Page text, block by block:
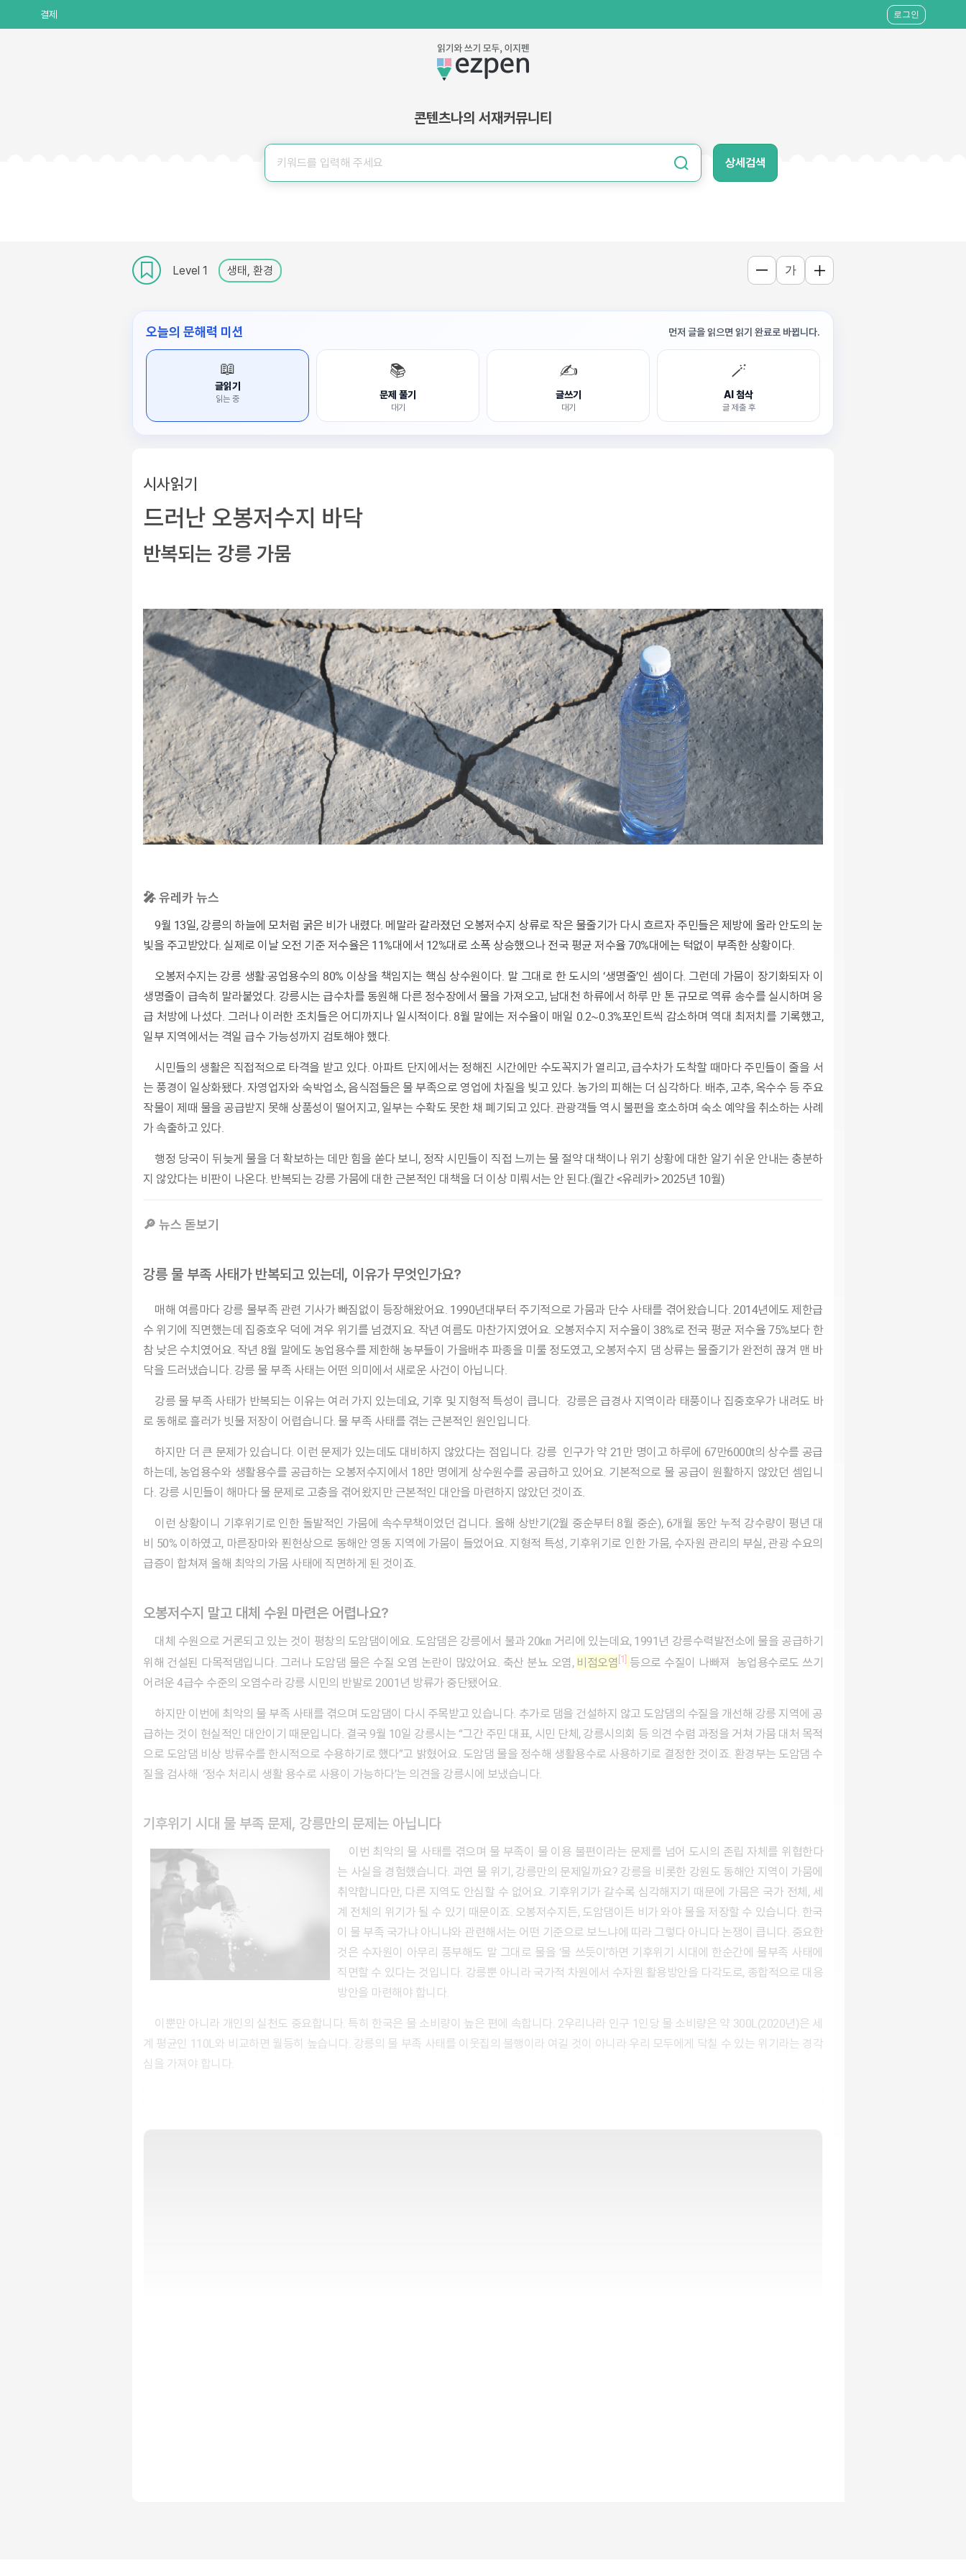
결제 로그인
콘텐츠나의 서재커뮤니티
상세검색
Level 1 생태, 환경 가
오늘의 문해력 미션 먼저 글을 읽으면 읽기 완료로 바뀝니다.
📖
글읽기
읽는 중
📚
문제 풀기
대기
✍️
글쓰기
대기
🪄
AI 첨삭
글 제출 후
시사읽기
드러난 오봉저수지 바닥
반복되는 강릉 가뭄
🎤 유레카 뉴스
9월 13일, 강릉의 하늘에 모처럼 굵은 비가 내렸다. 메말라 갈라졌던 오봉저수지 상류로 작은 물줄기가 다시 흐르자 주민들은 제방에 올라 안도의 눈
빛을 주고받았다. 실제로 이날 오전 기준 저수율은 11%대에서 12%대로 소폭 상승했으나 전국 평균 저수율 70%대에는 턱없이 부족한 상황이다.
오봉저수지는 강릉 생활·공업용수의 80% 이상을 책임지는 핵심 상수원이다. 말 그대로 한 도시의 ‘생명줄’인 셈이다. 그런데 가뭄이 장기화되자 이
생명줄이 급속히 말라붙었다. 강릉시는 급수차를 동원해 다른 정수장에서 물을 가져오고, 남대천 하류에서 하루 만 톤 규모로 역류 송수를 실시하며 응
급 처방에 나섰다. 그러나 이러한 조치들은 어디까지나 일시적이다. 8월 말에는 저수율이 매일 0.2~0.3%포인트씩 감소하며 역대 최저치를 기록했고,
일부 지역에서는 격일 급수 가능성까지 검토해야 했다.
시민들의 생활은 직접적으로 타격을 받고 있다. 아파트 단지에서는 정해진 시간에만 수도꼭지가 열리고, 급수차가 도착할 때마다 주민들이 줄을 서
는 풍경이 일상화됐다. 자영업자와 숙박업소, 음식점들은 물 부족으로 영업에 차질을 빚고 있다. 농가의 피해는 더 심각하다. 배추, 고추, 옥수수 등 주요
작물이 제때 물을 공급받지 못해 상품성이 떨어지고, 일부는 수확도 못한 채 폐기되고 있다. 관광객들 역시 불편을 호소하며 숙소 예약을 취소하는 사례
가 속출하고 있다.
행정 당국이 뒤늦게 물을 더 확보하는 데만 힘을 쏟다 보니, 정작 시민들이 직접 느끼는 물 절약 대책이나 위기 상황에 대한 알기 쉬운 안내는 충분하
지 않았다는 비판이 나온다. 반복되는 강릉 가뭄에 대한 근본적인 대책을 더 이상 미뤄서는 안 된다.(월간 <유레카> 2025년 10월)
🔎 뉴스 돋보기
강릉 물 부족 사태가 반복되고 있는데, 이유가 무엇인가요?
매해 여름마다 강릉 물부족 관련 기사가 빠짐없이 등장해왔어요. 1990년대부터 주기적으로 가뭄과 단수 사태를 겪어왔습니다. 2014년에도 제한급
수 위기에 직면했는데 집중호우 덕에 겨우 위기를 넘겼지요. 작년 여름도 마찬가지였어요. 오봉저수지 저수율이 38%로 전국 평균 저수율 75%보다 한
참 낮은 수치였어요. 작년 8월 말에도 농업용수를 제한해 농부들이 가을배추 파종을 미룰 정도였고, 오봉저수지 댐 상류는 물줄기가 완전히 끊겨 맨 바
닥을 드러냈습니다. 강릉 물 부족 사태는 어떤 의미에서 새로운 사건이 아닙니다.
강릉 물 부족 사태가 반복되는 이유는 여러 가지 있는데요, 기후 및 지형적 특성이 큽니다. 강릉은 급경사 지역이라 태풍이나 집중호우가 내려도 바
로 동해로 흘러가 빗물 저장이 어렵습니다. 물 부족 사태를 겪는 근본적인 원인입니다.
하지만 더 큰 문제가 있습니다. 이런 문제가 있는데도 대비하지 않았다는 점입니다. 강릉 인구가 약 21만 명이고 하루에 67만6000t의 상수를 공급
하는데, 농업용수와 생활용수를 공급하는 오봉저수지에서 18만 명에게 상수원수를 공급하고 있어요. 기본적으로 물 공급이 원활하지 않았던 셈입니
다. 강릉 시민들이 해마다 물 문제로 고충을 겪어왔지만 근본적인 대안을 마련하지 않았던 것이죠.
이런 상황이니 기후위기로 인한 돌발적인 가뭄에 속수무책이었던 겁니다. 올해 상반기(2월 중순부터 8월 중순), 6개월 동안 누적 강수량이 평년 대
비 50% 이하였고, 마른장마와 푄현상으로 동해안 영동 지역에 가뭄이 들었어요. 지형적 특성, 기후위기로 인한 가뭄, 수자원 관리의 부실, 관광 수요의
급증이 합쳐져 올해 최악의 가뭄 사태에 직면하게 된 것이죠.
오봉저수지 말고 대체 수원 마련은 어렵나요?
대체 수원으로 거론되고 있는 것이 평창의 도암댐이에요. 도암댐은 강릉에서 불과 20㎞ 거리에 있는데요, 1991년 강릉수력발전소에 물을 공급하기
위해 건설된 다목적댐입니다. 그러나 도암댐 물은 수질 오염 논란이 많았어요. 축산 분뇨 오염, 비점오염[1] 등으로 수질이 나빠져 농업용수로도 쓰기
어려운 4급수 수준의 오염수라 강릉 시민의 반발로 2001년 방류가 중단됐어요.
하지만 이번에 최악의 물 부족 사태를 겪으며 도암댐이 다시 주목받고 있습니다. 추가로 댐을 건설하지 않고 도암댐의 수질을 개선해 강릉 지역에 공
급하는 것이 현실적인 대안이기 때문입니다. 결국 9월 10일 강릉시는 “그간 주민 대표, 시민 단체, 강릉시의회 등 의견 수렴 과정을 거쳐 가뭄 대처 목적
으로 도암댐 비상 방류수를 한시적으로 수용하기로 했다”고 밝혔어요. 도암댐 물을 정수해 생활용수로 사용하기로 결정한 것이죠. 환경부는 도암댐 수
질을 검사해 ‘정수 처리시 생활 용수로 사용이 가능하다’는 의견을 강릉시에 보냈습니다.
기후위기 시대 물 부족 문제, 강릉만의 문제는 아닙니다
이번 최악의 물 사태를 겪으며 물 부족이 물 이용 불편이라는 문제를 넘어 도시의 존립 자체를 위협한다
는 사실을 경험했습니다. 과연 물 위기, 강릉만의 문제일까요? 강릉을 비롯한 강원도 동해안 지역이 가뭄에
취약합니다만, 다른 지역도 안심할 수 없어요. 기후위기가 갈수록 심각해지기 때문에 가뭄은 국가 전체, 세
계 전체의 위기가 될 수 있기 때문이죠. 오봉저수지든, 도암댐이든 비가 와야 물을 저장할 수 있습니다. 한국
이 물 부족 국가냐 아니냐와 관련해서는 어떤 기준으로 보느냐에 따라 그렇다 아니다 논쟁이 큽니다. 중요한
것은 수자원이 아무리 풍부해도 말 그대로 물을 ‘물 쓰듯이’하면 기후위기 시대에 한순간에 물부족 사태에
직면할 수 있다는 것입니다. 강릉뿐 아니라 국가적 차원에서 수자원 활용방안을 다각도로, 종합적으로 대응
방안을 마련해야 합니다.
이뿐만 아니라 개인의 실천도 중요합니다. 특히 한국은 물 소비량이 높은 편에 속합니다. 2우리나라 인구 1인당 물 소비량은 약 300L(2020년)은 세
계 평균인 110L와 비교하면 월등히 높습니다. 강릉의 물 부족 사태를 이웃집의 불행이라 여길 것이 아니라 우리 모두에게 닥칠 수 있는 위기라는 경각
심을 가져야 합니다.